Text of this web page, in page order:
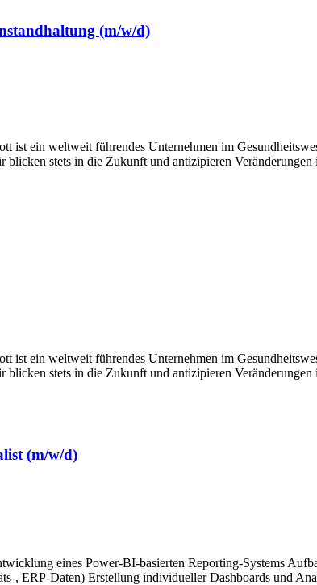
(m/w/d)
ein weltweit führendes Unternehmen im
blicken stets in die Zukunft und antizipieren Veränderungen
ein weltweit führendes Unternehmen im
blicken stets in die Zukunft und antizipieren Veränderungen
(m/w/d)
eines Power‑BI‑basierten Reporting‑Systems
ERP‑Daten) Erstellung individueller Dashboards und